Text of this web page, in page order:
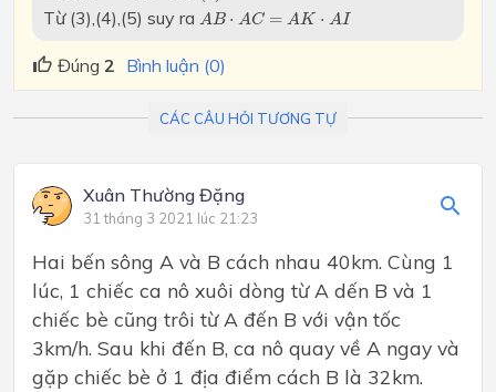
Từ (3),(4),(5) suy ra A B ⋅ AC = A K ⋅ A I
A B⋅ C= ⋅AI
Đúng 2 Bình luận (0)
CÁC CÂU HỎI TƯƠNG TỰ
Xuân Thường Đặng
31 tháng 3 2021 lúc 21:23
Hai bến sông A và B cách nhau 40km. Cùng 1
lúc, 1 chiếc ca nô xuôi dòng từ A dến B và 1
chiếc bè cũng trôi từ A đến B với vận tốc
3km/h. Sau khi đến B, ca nô quay về A ngay và
gặp chiếc bè ở 1 địa điểm cách B là 32km.